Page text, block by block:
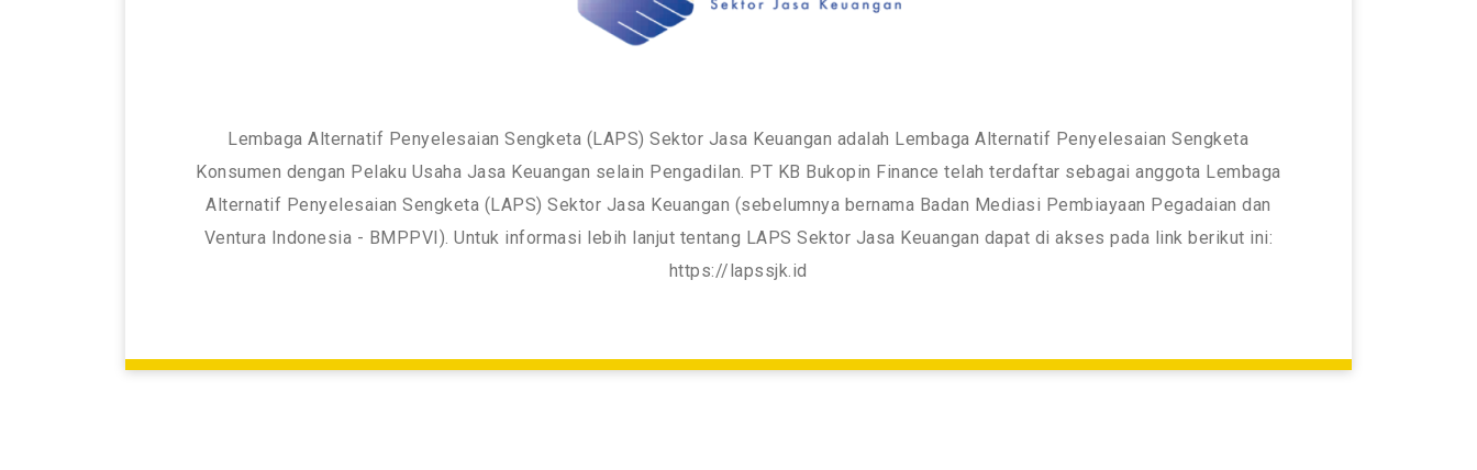
Lembaga Alternatif Penyelesaian Sengketa (LAPS) Sektor Jasa Keuangan adalah Lembaga Alternatif Penyelesaian Sengketa
Konsumen dengan Pelaku Usaha Jasa Keuangan selain Pengadilan. PT KB Bukopin Finance telah terdaftar sebagai anggota Lembaga
Alternatif Penyelesaian Sengketa (LAPS) Sektor Jasa Keuangan (sebelumnya bernama Badan Mediasi Pembiayaan Pegadaian dan
Ventura Indonesia - BMPPVI). Untuk informasi lebih lanjut tentang LAPS Sektor Jasa Keuangan dapat di akses pada link berikut ini:
https://lapssjk.id